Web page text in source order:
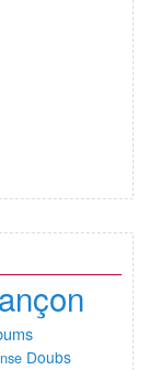
Doubs